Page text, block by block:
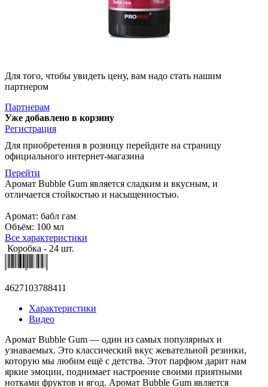
Для того, чтобы увидеть цену, вам надо стать нашим
партнером
Партнерам
Уже добавлено в корзину
Регистрация
Для приобретения в розницу перейдите на страницу
официального интернет-магазина
Перейти
Аромат Bubble Gum является сладким и вкусным, и
отличается стойкостью и насыщенностью.
Аромат: бабл гам
Объём: 100 мл
Все характеристики
Коробка - 24 шт.
4627103788411
Характеристики
Видео
Аромат Bubble Gum — один из самых популярных и
узнаваемых. Это классический вкус жевательной резинки,
которую мы любим ещё с детства. Этот парфюм дарит нам
яркие эмоции, поднимает настроение своими приятными
нотками фруктов и ягод. Аромат Bubble Gum является